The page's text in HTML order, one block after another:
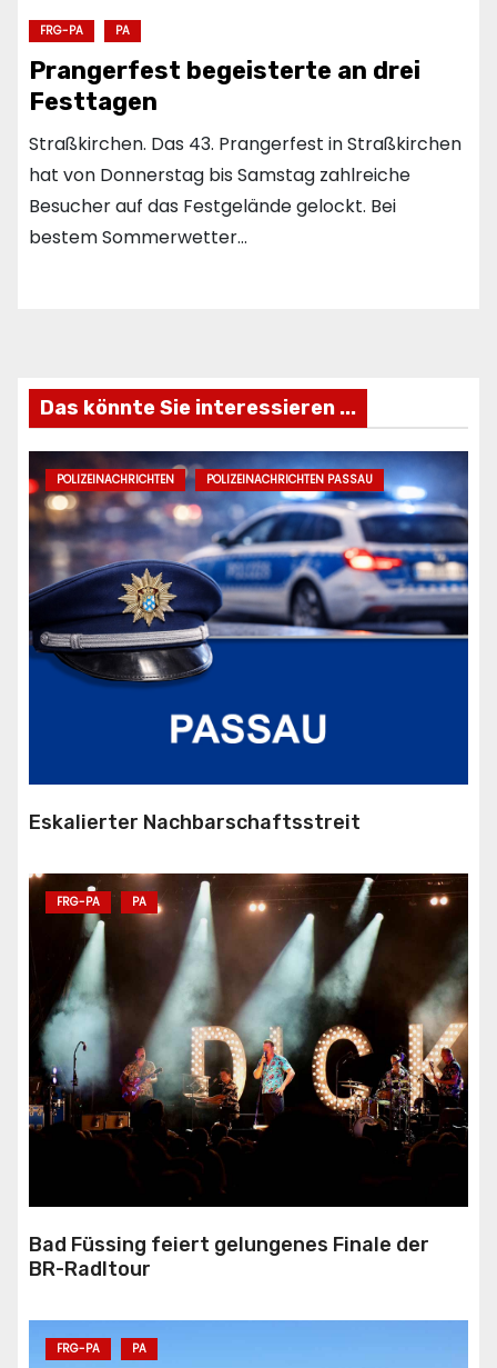
FRG-PA PA
Prangerfest begeisterte an drei
Festtagen
Straßkirchen. Das 43. Prangerfest in Straßkirchen
hat von Donnerstag bis Samstag zahlreiche
Besucher auf das Festgelände gelockt. Bei
bestem Sommerwetter…
Das könnte Sie interessieren ...
POLIZEINACHRICHTEN POLIZEINACHRICHTEN PASSAU
Eskalierter Nachbarschaftsstreit
FRG-PA PA
Bad Füssing feiert gelungenes Finale der
BR-Radltour
FRG-PA PA